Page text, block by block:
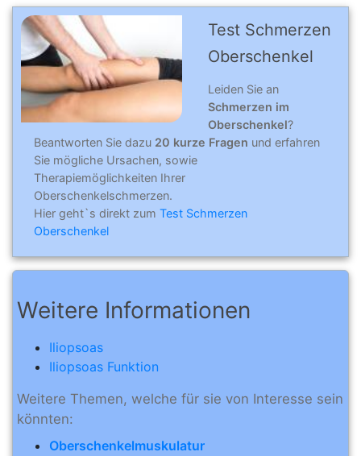
Test Schmerzen
Ober­schen­kel
Leiden Sie an
Schmerzen im
Oberschenkel?
Beantworten Sie dazu 20 kurze Fragen und erfahren
Sie mögliche Ursachen, sowie
Therapiemöglichkeiten Ihrer
Oberschenkelschmerzen.
Hier geht`s direkt zum Test Schmerzen
Oberschenkel
Weitere Informationen
Iliopsoas
Iliopsoas Funktion
Weitere Themen, welche für sie von Interesse sein
könnten:
Oberschenkelmuskulatur